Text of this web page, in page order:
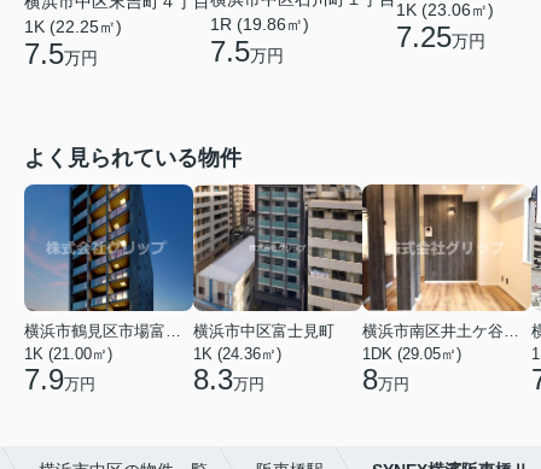
1K (22.25㎡)
7.5万円
1R (19.86㎡)
7.5万円
1K (23.06㎡)
7.25万円
よく見られている物件
横浜市鶴見区市場富士見町
1K (21.00㎡)
7.9万円
横浜市中区富士見町
1K (24.36㎡)
8.3万円
横浜市南区井土ケ谷下町
1DK (29.05㎡)
8万円